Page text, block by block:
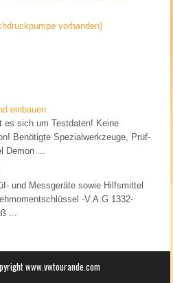
vorhanden)
einbauen
es sich um Testdaten! Keine
Benötigte Spezialwerkzeuge, Prüf-
Demon ...
und Messgeräte sowie Hilfsmittel
-V.A.G 1332-
...
www.vwtourande.com